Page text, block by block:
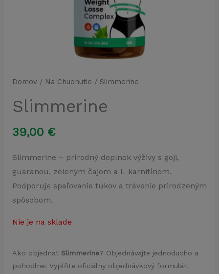
Domov / Na Chudnutie / Slimmerine
Slimmerine
39,00 €
Slimmerine – prírodný doplnok výživy s goji,
guaranou, zeleným čajom a L-karnitínom.
Podporuje spaľovanie tukov a trávenie prirodzeným
spôsobom.
Nie je na sklade
Ako objednať Slimmerine? Objednávajte jednoducho a
pohodlne: Vyplňte oficiálny objednávkový formulár.